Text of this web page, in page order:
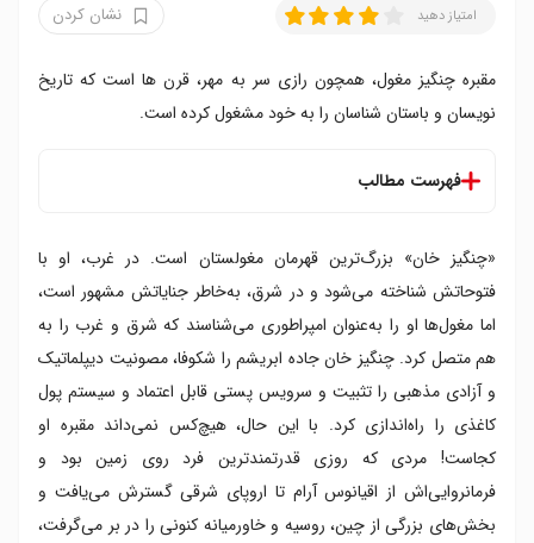
امتیاز دهید نشان کردن
مقبره چنگیز مغول، همچون رازی سر به مهر، قرن ها است که تاریخ
نویسان و باستان شناسان را به خود مشغول کرده است.
فهرست مطالب
پدر چنگیز خان که بود
علت مرگ چنگیز خان
تدفین خونین چنگیز خان
مقبره چنگیز مغول کجاست؟
تابوی بزرگ، ترفندی برای پنهان کردن مقبره خان
یک الگوی محافظتی جدید برای حفظ تابوی بزرگ
کوه مقدس برخان خلدون
چرا مقبره چنگیزخان مخفی است؟
آخرین درخواست یک جنگجو
طبیعت بکر مغولستان
«چنگیز خان» بزرگ‌ترین قهرمان مغولستان است. در غرب، او با
فتوحاتش شناخته می‌شود و در شرق، به‌خاطر جنایاتش مشهور است،
اما مغول‌ها او را به‌عنوان امپراطوری می‌شناسند که شرق و غرب را به
هم متصل کرد. چنگیز خان جاده ابریشم را شکوفا، مصونیت دیپلماتیک
و آزادی مذهبی را تثبیت و سرویس پستی قابل اعتماد و سیستم پول
کاغذی را راه‌اندازی کرد. با این حال، هیچ‌کس نمی‌داند مقبره او
کجاست! مردی که روزی قدرتمندترین فرد روی زمین بود و
فرمانروایی‌اش از اقیانوس آرام تا اروپای شرقی گسترش می‌یافت و
بخش‌های بزرگی از چین، روسیه و خاورمیانه کنونی را در بر می‌گرفت،